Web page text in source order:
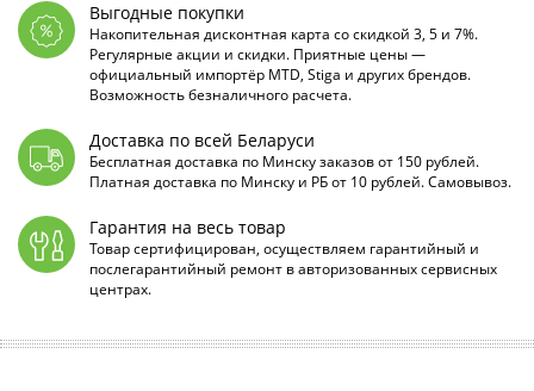
Выгодные покупки
Накопительная дисконтная карта со скидкой 3, 5 и 7%.
Регулярные акции и скидки. Приятные цены —
официальный импортёр MTD, Stiga и других брендов.
Возможность безналичного расчета.
Доставка по всей Беларуси
Бесплатная доставка по Минску заказов от 150 рублей.
Платная доставка по Минску и РБ от 10 рублей. Самовывоз.
Гарантия на весь товар
Товар сертифицирован, осуществляем гарантийный и
послегарантийный ремонт в авторизованных сервисных
центрах.